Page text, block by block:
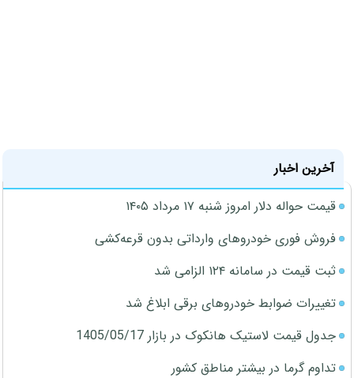
آخرین اخبار
قیمت حواله دلار امروز شنبه ۱۷ مرداد ۱۴۰۵
فروش فوری خودروهای وارداتی بدون قرعه‌کشی
ثبت قیمت در سامانه ۱۲۴ الزامی شد
تغییرات ضوابط خودروهای برقی ابلاغ شد
جدول قیمت لاستیک هانکوک در بازار 1405/05/17
تداوم گرما در بیشتر مناطق کشور